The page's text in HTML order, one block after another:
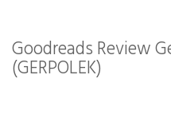
Goodreads Review
(GERPOLEK)